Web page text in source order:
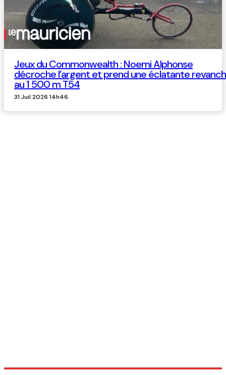
Jeux du Commonwealth : Noemi Alphonse
décroche l’argent et prend une éclatante
au 1 500 m T54
31 Juil 2026 14h46